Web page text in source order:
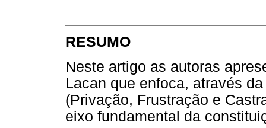
RESUMO
Neste artigo as autoras
Lacan que enfoca, através
(Privação, Frustração e
eixo fundamental da